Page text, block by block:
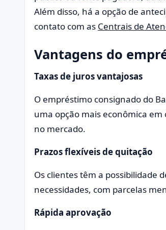
Além disso, há a opção de
contato com as Centrais de
Vantagens do
Taxas de juros vantajosas
O empréstimo consignado do
uma opção mais econômica
no mercado.
Prazos flexíveis de quitação
Os clientes têm a possibilidade
necessidades, com parcelas
Rápida aprovação